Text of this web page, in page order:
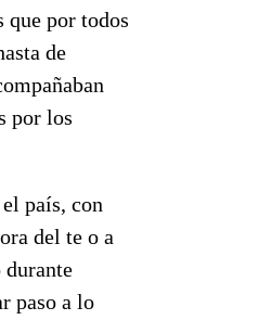
que por todos
de
por los
país, con
del te o a
paso a lo